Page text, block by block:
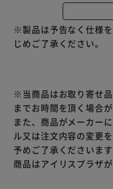
◆徹底した温度管理
◆コンパクト設計
◆外からラベルが見え
◆美しいミラーガラス
※製品は予告なく仕様
じめご了承ください。
※当商品はお取り寄せ
までお時間を頂く場合が
また、商品がメーカー
ル又は注文内容の変更
予めご了承くださいま
商品はアイリスプラザ